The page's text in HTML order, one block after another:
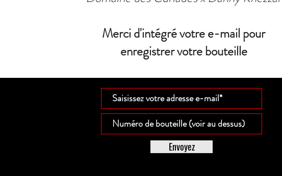
Merci d'intégré votre e-mail pour
enregistrer votre bouteille
Envoyez